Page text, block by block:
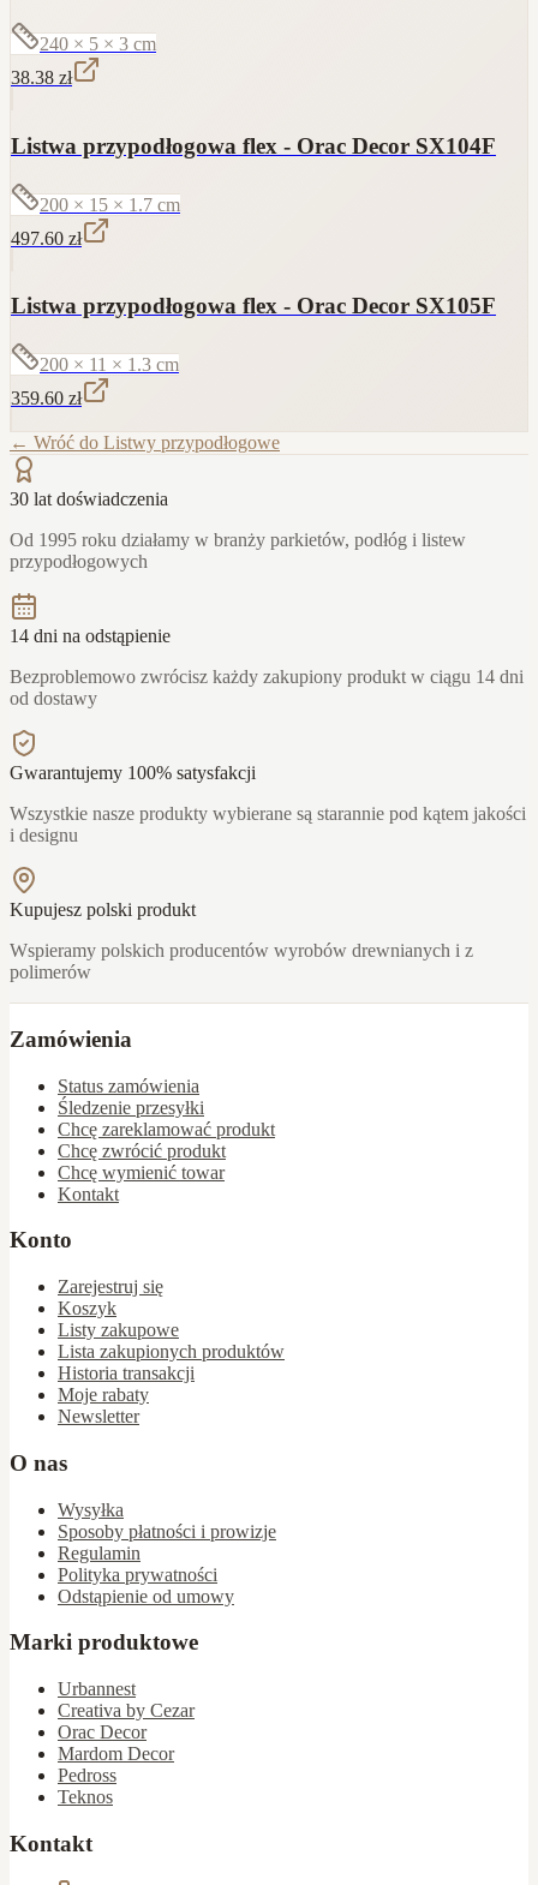
240 × 5 × 3 cm
38.38 zł
Listwa przypodłogowa flex - Orac Decor SX104F
200 × 15 × 1.7 cm
497.60 zł
Listwa przypodłogowa flex - Orac Decor SX105F
200 × 11 × 1.3 cm
359.60 zł
← Wróć do Listwy przypodłogowe
30 lat doświadczenia
Od 1995 roku działamy w branży parkietów, podłóg i listew
przypodłogowych
14 dni na odstąpienie
Bezproblemowo zwrócisz każdy zakupiony produkt w ciągu 14 dni
od dostawy
Gwarantujemy 100% satysfakcji
Wszystkie nasze produkty wybierane są starannie pod kątem jakości
i designu
Kupujesz polski produkt
Wspieramy polskich producentów wyrobów drewnianych i z
polimerów
Zamówienia
Status zamówienia
Śledzenie przesyłki
Chcę zareklamować produkt
Chcę zwrócić produkt
Chcę wymienić towar
Kontakt
Konto
Zarejestruj się
Koszyk
Listy zakupowe
Lista zakupionych produktów
Historia transakcji
Moje rabaty
Newsletter
O nas
Wysyłka
Sposoby płatności i prowizje
Regulamin
Polityka prywatności
Odstąpienie od umowy
Marki produktowe
Urbannest
Creativa by Cezar
Orac Decor
Mardom Decor
Pedross
Teknos
Kontakt